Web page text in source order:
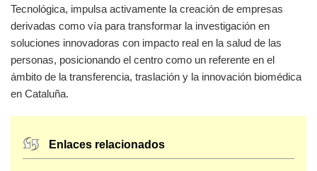
Tecnológica, impulsa activamente la creación de empresas
derivadas como vía para transformar la investigación en
soluciones innovadoras con impacto real en la salud de las
personas, posicionando el centro como un referente en el
ámbito de la transferencia, traslación y la innovación biomédica
en Cataluña.
Enlaces relacionados